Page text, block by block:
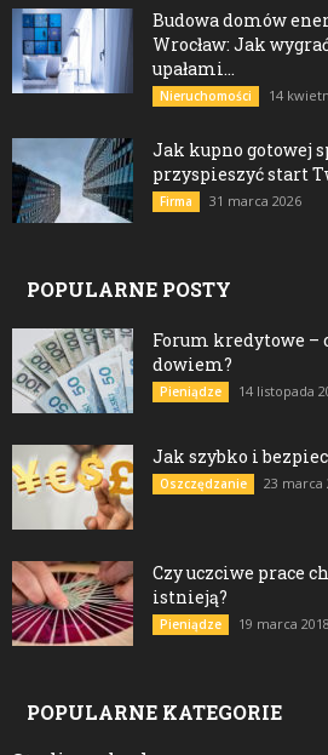
Budowa domów
Wrocław: Jak
upałami...
Nieruchomości 14
Jak kupno gotowej
przyspieszyć start
Firma 31 marca 2026
POPULARNE POSTY
Forum kredytowe –
dowiem?
Pieniądze 14 listopada
Jak szybko i
Oszczędzanie 23 marca
Czy uczciwe prace
istnieją?
Pieniądze 19 marca 2018
POPULARNE KATEGORIE